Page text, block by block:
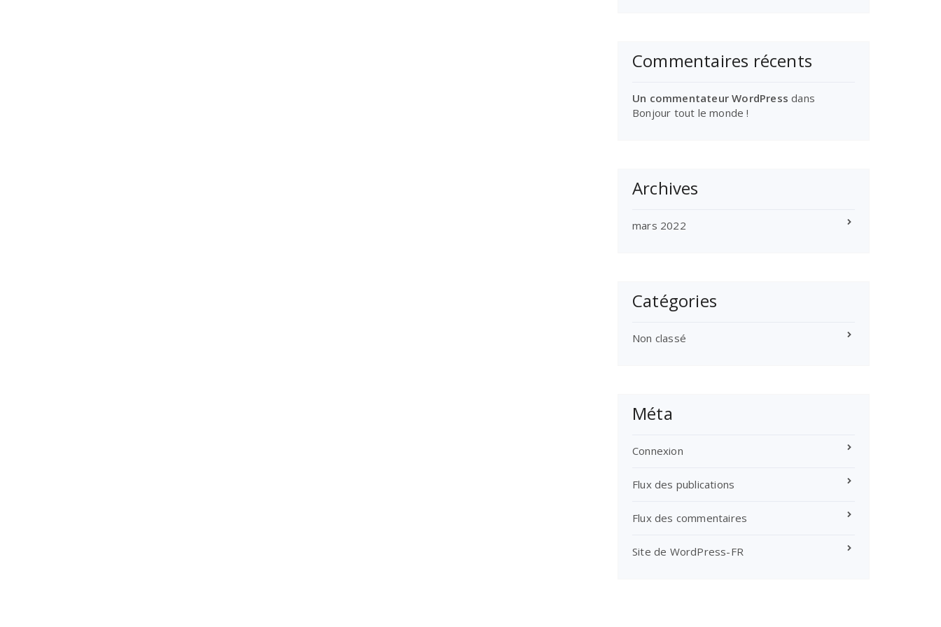
Commentaires récents
Un commentateur WordPress dans
Bonjour tout le monde !
Archives
mars 2022
Catégories
Non classé
Méta
Connexion
Flux des publications
Flux des commentaires
Site de WordPress-FR